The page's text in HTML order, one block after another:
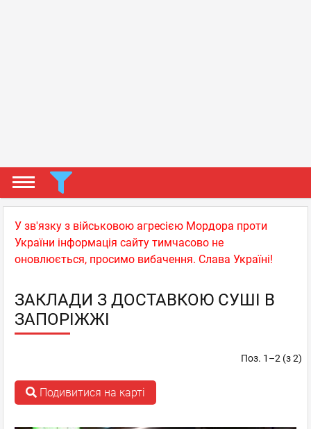
У зв'язку з військовою агресією Мордора проти
України інформація сайту тимчасово не
оновлюється, просимо вибачення. Слава Україні!
ЗАКЛАДИ З ДОСТАВКОЮ СУШІ В
ЗАПОРІЖЖІ
Поз. 1–2 (з 2)
Подивитися на карті